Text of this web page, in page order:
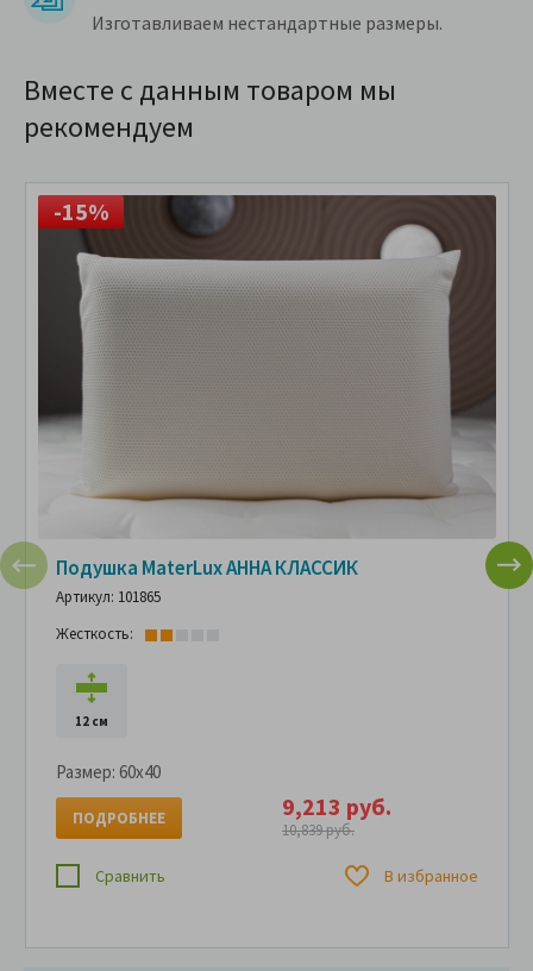
Изготавливаем нестандартные размеры.
Вместе с данным товаром мы
рекомендуем
-15%
Подушка MaterLux АННА КЛАССИК
Артикул: 101865
Жесткость:
12 см
Размер: 60x40
9,213 руб.
10,839 руб.
ПОДРОБНЕЕ
Сравнить В избранное